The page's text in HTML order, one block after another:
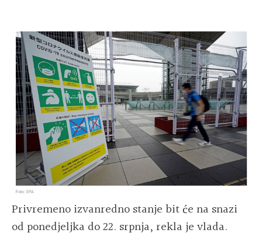
Privremeno izvanredno stanje bit će na snazi
od ponedjeljka do 22. srpnja, rekla je vlada.